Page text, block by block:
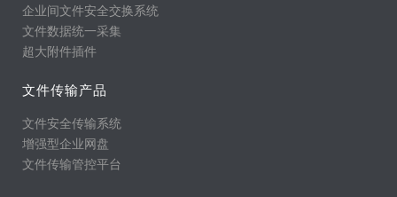
企业间文件安全交换系统
文件数据统一采集
超大附件插件
文件传输产品
文件安全传输系统
增强型企业网盘
文件传输管控平台